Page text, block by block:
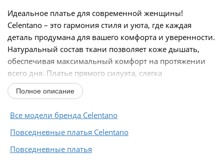
Идеальное платье для современной женщины!
Celentano – это гармония стиля и уюта, где каждая
деталь продумана для вашего комфорта и уверенности.
Натуральный состав ткани позволяет коже дышать,
обеспечивая максимальный комфорт на протяжении
всего дня. Платье прямого силуэта, слегка
расширяющееся...
Полное описание
Все модели бренда Celentano
Повседневные платья Celentano
Повседневные платья